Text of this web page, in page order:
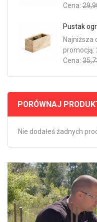
Cena:
Pustak
Najniższa
promocją:
Cena:
PORÓWNAJ
Nie dodałeś żadnych